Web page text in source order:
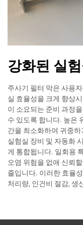
강화된 실
주사기 필터 막은 사용
실 효율성을 크게 향상
이 소요되는 준비 과정
수 있도록 합니다. 높은
간을 최소화하여 귀중
실험실 장비 및 자동화
게 통합됩니다. 일회용
오염 위험을 없애 신뢰
줄입니다. 이러한 효율
처리량, 인건비 절감, 생